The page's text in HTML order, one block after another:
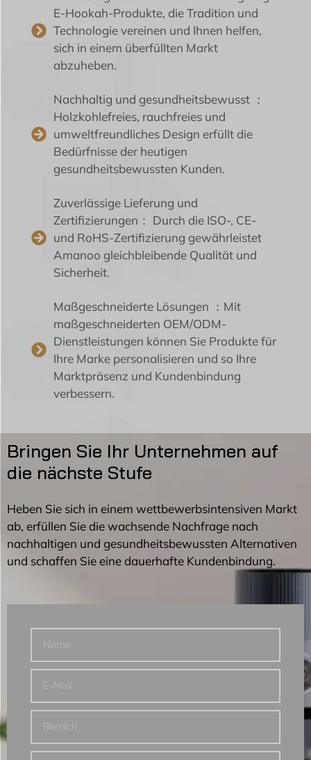
E-Hookah-Produkte, die Tradition und
Technologie vereinen und Ihnen helfen,
sich in einem überfüllten Markt
abzuheben.
Nachhaltig und gesundheitsbewusst ：
Holzkohlefreies, rauchfreies und
umweltfreundliches Design erfüllt die
Bedürfnisse der heutigen
gesundheitsbewussten Kunden.
Zuverlässige Lieferung und
Zertifizierungen： Durch die ISO-, CE-
und RoHS-Zertifizierung gewährleistet
Amanoo gleichbleibende Qualität und
Sicherheit.
Maßgeschneiderte Lösungen ：Mit
maßgeschneiderten OEM/ODM-
Dienstleistungen können Sie Produkte für
Ihre Marke personalisieren und so Ihre
Marktpräsenz und Kundenbindung
verbessern.
Bringen Sie Ihr Unternehmen auf
die nächste Stufe
Heben Sie sich in einem wettbewerbsintensiven Markt
ab, erfüllen Sie die wachsende Nachfrage nach
nachhaltigen und gesundheitsbewussten Alternativen
und schaffen Sie eine dauerhafte Kundenbindung.